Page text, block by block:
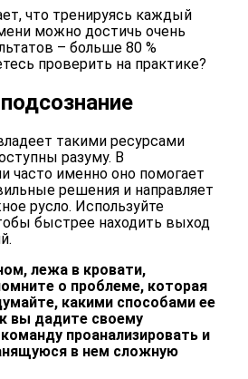
что тренируясь каждый
можно достичь очень
– больше 80 %
проверить на практике?
такими ресурсами
разуму. В
часто именно оно помогает
решения и направляет
русло. Используйте
быстрее находить выход
лежа в кровати,
о проблеме, которая
какими способами ее
вы дадите своему
проанализировать и
в нем сложную